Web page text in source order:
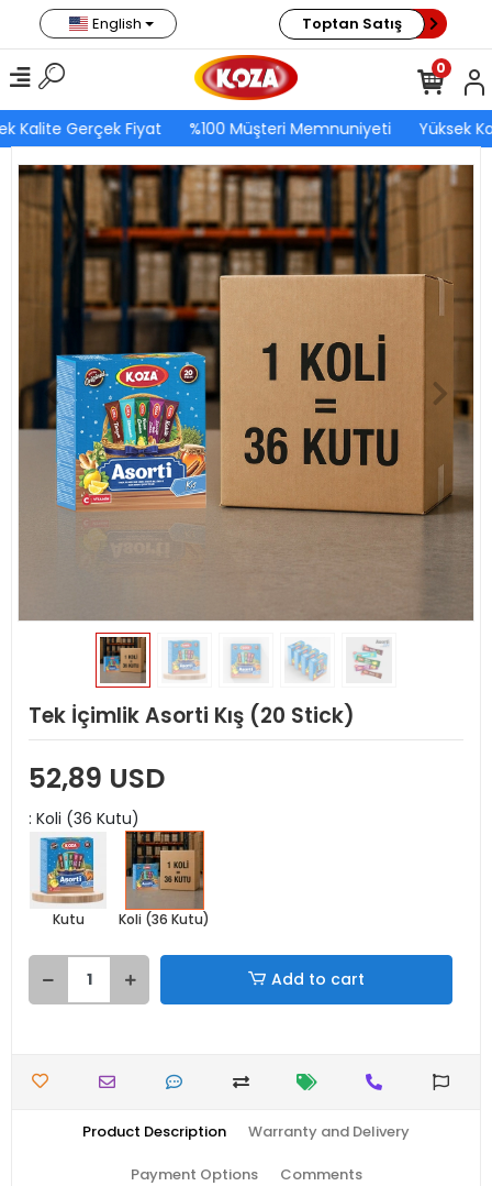
Kalite Gerçek Fiyat %100 Müşteri Memnuniyeti Yüksek
English Toptan Satış
0
Tek İçimlik Asorti Kış (20 Stick)
52,89 USD
: Koli (36 Kutu)
Kutu Koli (36 Kutu)
Add to cart
Product Description Warranty and Delivery
Payment Options Comments